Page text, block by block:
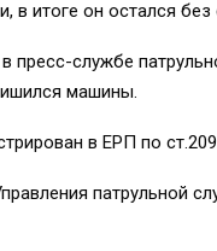
в итоге он остался
пресс-службе
машины.
в ЕРП по
патрульной